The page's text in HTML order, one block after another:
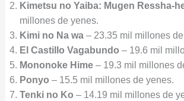
Kimetsu no Yaiba: Mugen Ressha-
millones de yenes.
Kimi no Na wa– 23.35 mil millones
El Castillo Vagabundo – 19.6 mil
Mononoke Hime– 19.3 mil millones
Ponyo – 15.5 mil millones de yenes.
Tenki no Ko – 14.19 mil millones de